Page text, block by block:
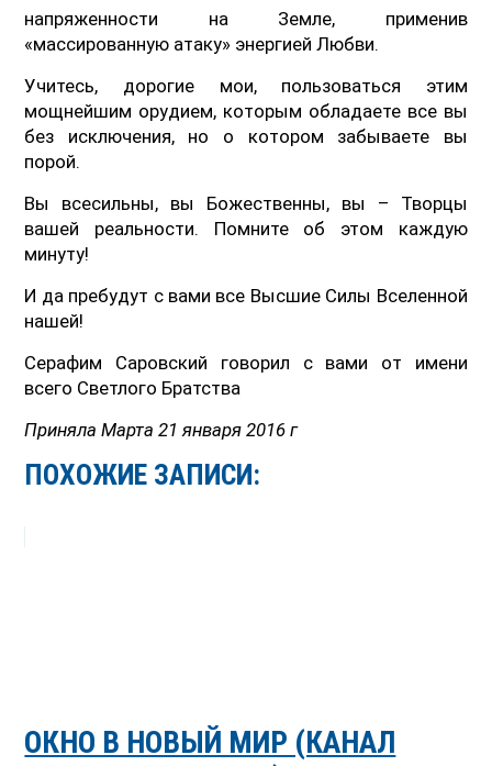
напряженности на Земле, применив
«массированную атаку» энергией Любви.
Учитесь, дорогие мои, пользоваться этим
мощнейшим орудием, которым обладаете все вы
без исключения, но о котором забываете вы
порой.
Вы всесильны, вы Божественны, вы – Творцы
вашей реальности. Помните об этом каждую
минуту!
И да пребудут с вами все Высшие Силы Вселенной
нашей!
Серафим Саровский говорил с вами от имени
всего Светлого Братства
Приняла Марта 21 января 2016 г
ПОХОЖИЕ ЗАПИСИ:
ОКНО В НОВЫЙ МИР (КАНАЛ